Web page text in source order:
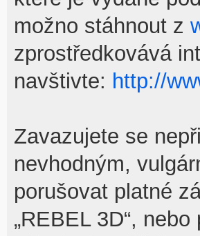
možno stáhnout z
zprostředkovává
navštivte: http://
Zavazujete se
nevhodným,
porušovat platné
„REBEL 3D“,